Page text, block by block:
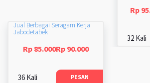
Rp
32 Kali
Jual Berbagai Seragam Kerja
Jabodetabek
Rp 85.000Rp 90.000
36 Kali PESAN